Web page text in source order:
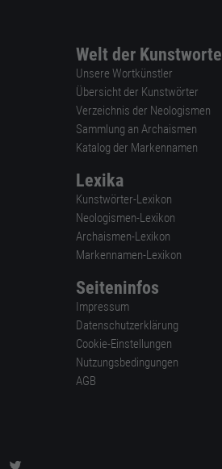
Welt der Kunstworte
Unsere Wortkünstler
Übersicht der Kunstwörter
Verzeichnis der Neologismen
Sammlung an Archaismen
Katalog der Markennamen
Lexika
Kunstwörter-Lexikon
Neologismen-Lexikon
Archaismen-Lexikon
Markennamen-Lexikon
Seiteninfos
Impressum
Datenschutzerklärung
Cookie-Einstellungen
Nutzungsbedingungen
AGB